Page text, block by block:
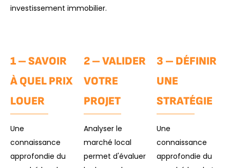
investissement immobilier.
1 – SAVOIR
À QUEL PRIX
LOUER
Une
connaissance
approfondie du
2 – VALIDER
VOTRE
PROJET
Analyser le
marché local
permet d'évaluer
3 – DÉFINIR
UNE
STRATÉGIE
Une
connaissance
approfondie du